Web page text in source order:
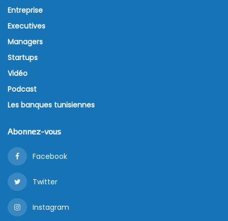
Entreprise
Executives
Managers
Startups
Vidéo
Podcast
Les banques tunisiennes
Abonnez-vous
Facebook
Twitter
Instagram